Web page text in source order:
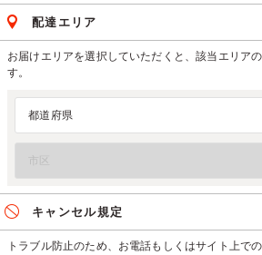
配達エリア
お届けエリアを選択していただくと、該当エリア
す。
キャンセル規定
トラブル防止のため、お電話もしくはサイト上で